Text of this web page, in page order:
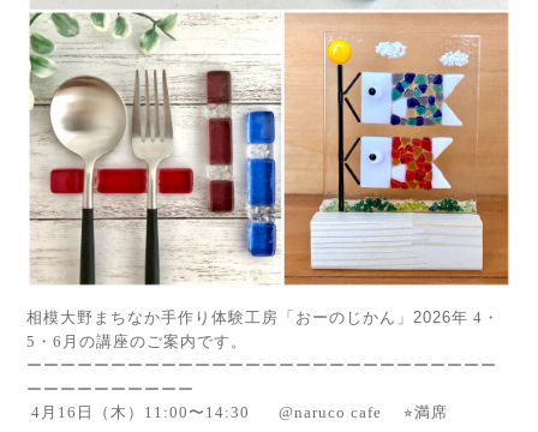
相模大野まちなか手作り体験工房「おーのじかん」2026年 4 ・
5 ・ 6 月の講座のご案内です。
ーーーーーーーーーーーーーーーーーーーーーーーーーーーー
ーーーーーーーーーー
4 月 16 日（木） 11:00〜14:30 @naruco cafe ⭐︎満席